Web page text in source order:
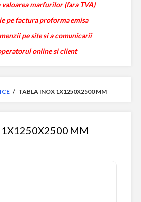
valoarea marfurilor (fara TVA)
pe factura proforma emisa
pe site si a comunicarii
online si client
/ TABLA INOX 1X1250X2500 MM
1X1250X2500 MM